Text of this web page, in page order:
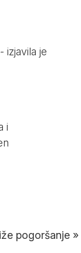
izjavila je
i
pogoršanje »